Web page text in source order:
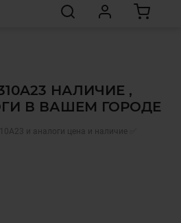
НАЛИЧИЕ ,
В ВАШЕМ ГОРОДЕ
и аналоги цена и наличие ✅